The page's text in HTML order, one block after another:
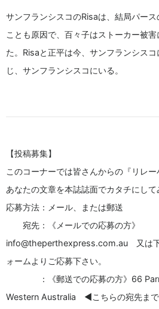
サンフランシスコのRisaは、結局パー
ことも原因で、百々子はストーカー被
た。Risaと正平は今、サンフランシス
じ、サンフランシスコにいる。
【投稿募集】
このコーナーでは皆さんからの『リレー
あなたの文章を本誌誌面でカタチにして
応募方法：メール、または郵送
宛先：《メールでの応募の方》
info@theperthexpress.com.au 又は下
ォームよりご応募下さい。
：《郵送での応募の方》66
Western Australia ◀︎こちらの宛先まで